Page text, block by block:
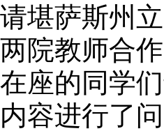
请堪萨斯州
两院教师合
在座的同学
内容进行了